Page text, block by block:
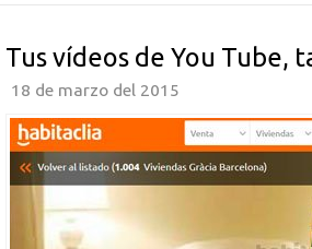
Tus vídeos de You Tube,
18 de marzo del 2015